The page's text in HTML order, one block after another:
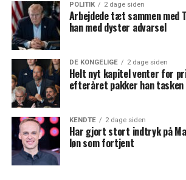
POLITIK 2 dage siden
Arbejdede tæt sammen med
han med dyster advarsel
DE KONGELIGE 2 dage siden
Helt nyt kapitel venter for
efteråret pakker han tasken
KENDTE 2 dage siden
Har gjort stort indtryk på
løn som fortjent